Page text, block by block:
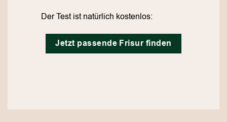
Der Test ist natürlich kostenlos:
Jetzt passende Frisur finden